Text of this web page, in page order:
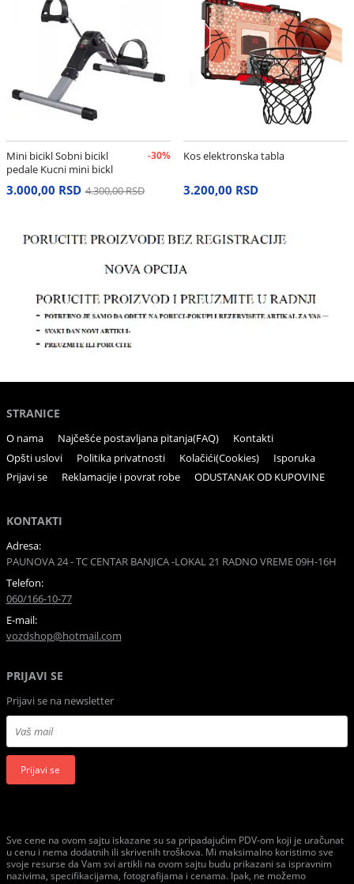
Mini bicikl Sobni bicikl
pedale Kucni mini bickl
-30%
3.000,00 RSD 4.300,00 RSD
Kos elektronska tabla
3.200,00 RSD
STRANICE
O nama Najčešće postavljana pitanja(FAQ)
Kontakti
Opšti uslovi
Politika privatnosti Kolačići(Cookies)
Isporuka
Prijavi se
Reklamacije i povrat robe ODUSTANAK OD KUPOVINE
KONTAKTI
Adresa:
PAUNOVA 24 - TC CENTAR BANJICA -LOKAL 21 RADNO VREME 09H-16H
Telefon:
060/166-10-77
E-mail:
vozdshop@hotmail.com
PRIJAVI SE
Prijavi se na newsletter
Prijavi se
Sve cene na ovom sajtu iskazane su sa pripadajućim PDV-om koji je uračunat
u cenu i nema dodatnih ili skrivenih troškova. Mi maksimalno koristimo sve
svoje resurse da Vam svi artikli na ovom sajtu budu prikazani sa ispravnim
nazivima, specifikacijama, fotografijama i cenama. Ipak, ne možemo